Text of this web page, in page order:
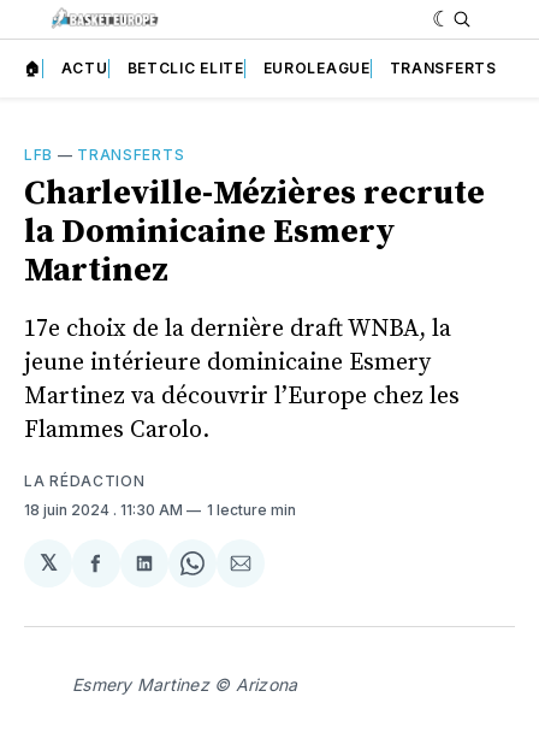
🏠 ACTU BETCLIC ELITE EUROLEAGUE TRANSFERTS
LFB — TRANSFERTS
Charleville-Mézières recrute
la Dominicaine Esmery
Martinez
17e choix de la dernière draft WNBA, la
jeune intérieure dominicaine Esmery
Martinez va découvrir l’Europe chez les
Flammes Carolo.
LA RÉDACTION
18 juin 2024 . 11:30 AM 1 lecture min
𝕏
Partager
Facebook
Partager
LinkedIn
Share
WhatsApp
Partager
Courriel
Esmery Martinez © Arizona